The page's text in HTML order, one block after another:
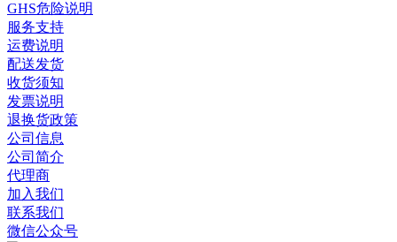
GHS危险说明
服务支持
运费说明
配送发货
收货须知
发票说明
退换货政策
公司信息
公司简介
代理商
加入我们
联系我们
微信公众号